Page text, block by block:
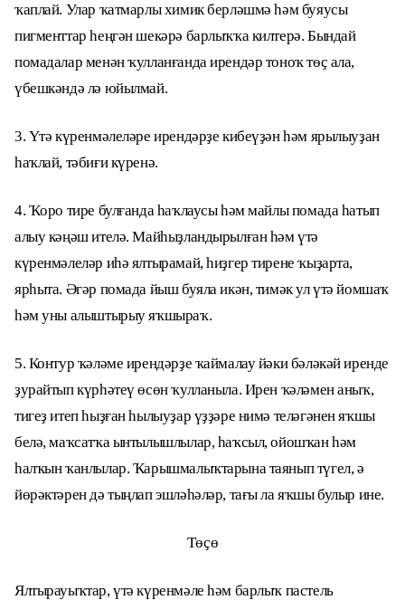
ҡаплай. Улар ҡатмарлы химик берләшмә һәм буяусы
пигменттар һеңгән шекәрә барлыҡҡа килтерә. Бындай
помадалар менән ҡулланғанда ирендәр тоноҡ төҫ ала,
үбешкәндә лә юйылмай.
3. Үтә күренмәлеләре ирендәрҙе кибеүҙән һәм ярылыуҙан
һаҡлай, тәбиғи күренә.
4. Ҡоро тире булғанда һаҡлаусы һәм майлы помада һатып
алыу кәңәш ителә. Майһыҙландырылған һәм үтә
күренмәлеләр иһә ялтырамай, һиҙгер тирене ҡыҙарта,
ярһыта. Әгәр помада йыш буяла икән, тимәк ул үтә йомшаҡ
һәм уны алыштырыу яҡшыраҡ.
5. Контур ҡәләме ирендәрҙе ҡаймалау йәки бәләкәй иренде
ҙурайтып күрһәтеү өсөн ҡулланыла. Ирен ҡәләмен аныҡ,
тигеҙ итеп һыҙған һылыуҙар үҙҙәре нимә теләгәнен яҡшы
белә, маҡсатҡа ынтылышлылар, һаҡсыл, ойошҡан һәм
һалҡын ҡанлылар. Ҡарышмалыҡтарына таянып түгел, ә
йөрәктәрен дә тыңлап эшләһәләр, тағы ла яҡшы булыр ине.
Төҫө
Ялтырауыҡтар, үтә күренмәле һәм барлыҡ пастель